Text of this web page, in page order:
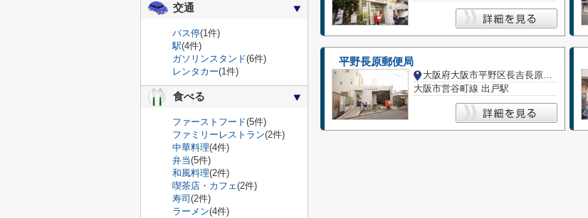
平野長原郵便局
大阪府大阪市平野区長吉長原１丁目
大阪市営谷町線 出戸駅
交通
バス停(1件)
駅(4件)
ガソリンスタンド(6件)
レンタカー(1件)
食べる
ファーストフード(5件)
ファミリーレストラン(2件)
中華料理(4件)
弁当(5件)
和風料理(2件)
喫茶店・カフェ(2件)
寿司 (2件)
ラーメン(4件)